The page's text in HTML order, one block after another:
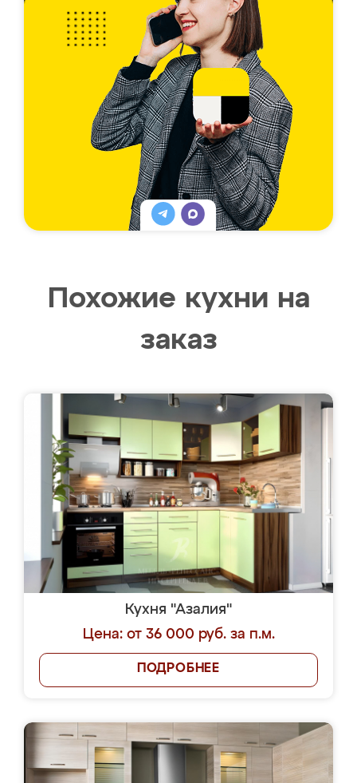
Похожие кухни на
заказ
Кухня "Азалия"
Цена: от 36 000 руб. за п.м.
ПОДРОБНЕЕ